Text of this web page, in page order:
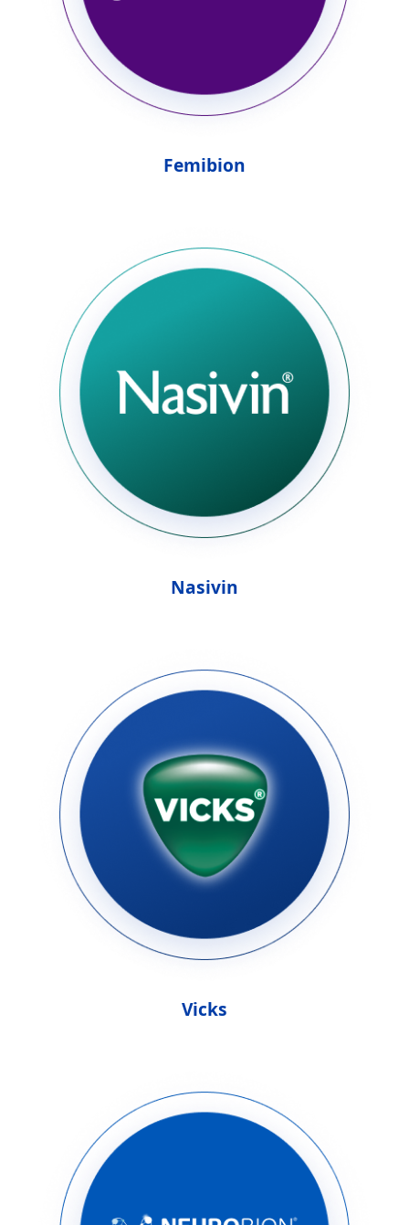
Femibion
Nasivin
Vicks